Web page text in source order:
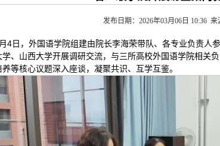
发布日期：2026年03月06日 10:36 来
4日，外国语学院组建由院长李海荣带队、各专业负责人
学、山西大学开展调研交流，与三所高校外国语学院相关
养等核心议题深入座谈，凝聚共识、互学互鉴。